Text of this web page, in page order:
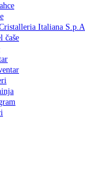
Italiana S.p.A.
čaše